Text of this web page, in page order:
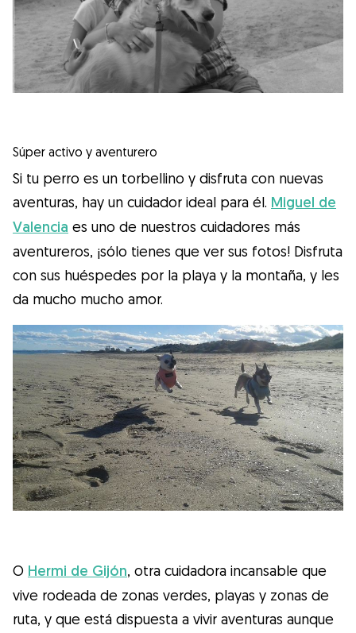
Súper activo y aventurero
Si tu perro es un torbellino y disfruta con nuevas
aventuras, hay un cuidador ideal para él. Miguel de
Valencia es uno de nuestros cuidadores más
aventureros, ¡sólo tienes que ver sus fotos! Disfruta
con sus huéspedes por la playa y la montaña, y les
da mucho mucho amor.
O Hermi de Gijón, otra cuidadora incansable que
vive rodeada de zonas verdes, playas y zonas de
ruta, y que está dispuesta a vivir aventuras aunque